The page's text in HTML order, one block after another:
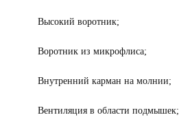
Высокий воротник;
Воротник из микрофлиса;
Внутренний карман на молнии;
Вентиляция в области подмышек;